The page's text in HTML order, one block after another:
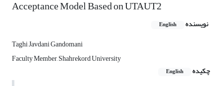
Acceptance Model Based on UTAUT2
نویسنده English
Taghi Javdani Gandomani
Faculty Member, Shahrekord University
چکیده
English